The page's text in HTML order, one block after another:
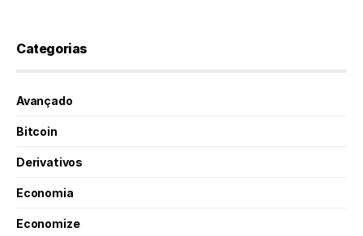
Categorias
Avançado
Bitcoin
Derivativos
Economia
Economize